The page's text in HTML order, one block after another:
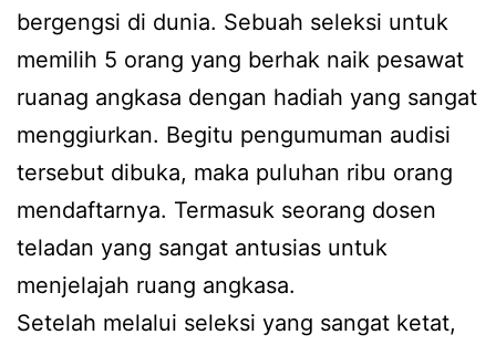
bergengsi di dunia. Sebuah seleksi untuk
memilih 5 orang yang berhak naik pesawat
ruanag angkasa dengan hadiah yang sangat
menggiurkan. Begitu pengumuman audisi
tersebut dibuka, maka puluhan ribu orang
mendaftarnya. Termasuk seorang dosen
teladan yang sangat antusias untuk
menjelajah ruang angkasa.
Setelah melalui seleksi yang sangat ketat,